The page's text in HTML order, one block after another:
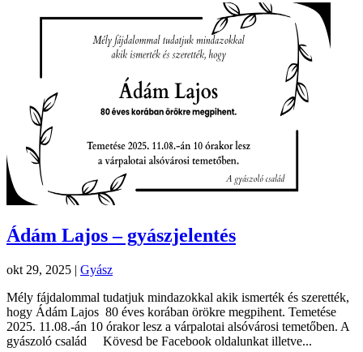
Ádám Lajos – gyászjelentés
okt 29, 2025 | Gyász
Mély fájdalommal tudatjuk mindazokkal akik ismerték és szerették,
hogy Ádám Lajos 80 éves korában örökre megpihent. Temetése
2025. 11.08.-án 10 órakor lesz a várpalotai alsóvárosi temetőben. A
gyászoló család Kövesd be Facebook oldalunkat illetve...